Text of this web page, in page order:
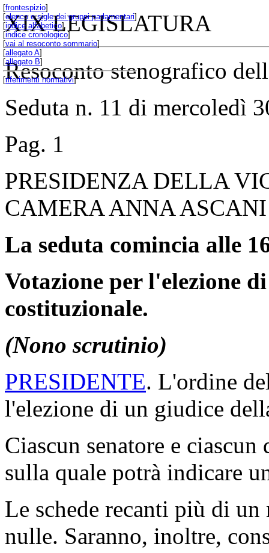
XIX LEGISLATURA
Resoconto stenografico
Seduta n. 11 di mercoledì
[frontespizio]
[elenco e sigle dei gruppi parlamentari]
[indice alfabetico]
[indice cronologico]
[vai al resoconto sommario]
[allegato A]
[allegato B]
[riferimenti normativi]
Pag. 1
PRESIDENZA DELLA
CAMERA ANNA ASCANI
La seduta comincia alle
Votazione per l'elezione
costituzionale.
(Nono scrutinio)
PRESIDENTE. L'ordine
l'elezione di un giudice
Ciascun senatore e
sulla quale potrà indicare
Le schede recanti più di
nulle. Saranno, inoltre,